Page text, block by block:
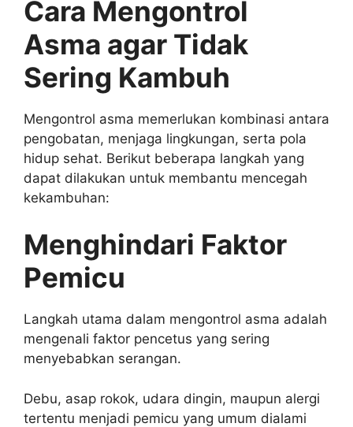
Cara Mengontrol
Asma agar Tidak
Sering Kambuh
Mengontrol asma memerlukan kombinasi antara
pengobatan, menjaga lingkungan, serta pola
hidup sehat. Berikut beberapa langkah yang
dapat dilakukan untuk membantu mencegah
kekambuhan:
Menghindari Faktor
Pemicu
Langkah utama dalam mengontrol asma adalah
mengenali faktor pencetus yang sering
menyebabkan serangan.
Debu, asap rokok, udara dingin, maupun alergi
tertentu menjadi pemicu yang umum dialami